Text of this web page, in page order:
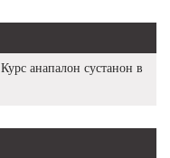
анапалон сустанон в